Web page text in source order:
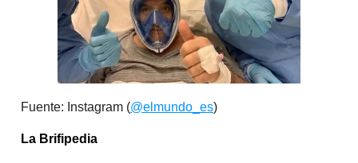
Fuente: Instagram (@elmundo_es)
La Brifipedia